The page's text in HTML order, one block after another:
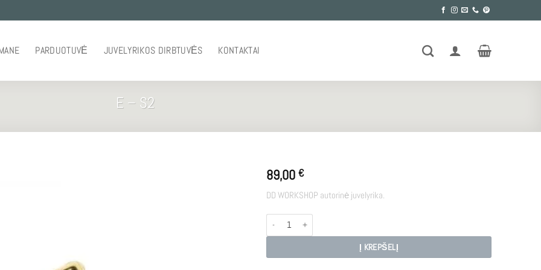
PARDUOTUVĖ JUVELYRIKOS DIRBTUVĖS KONTAKTAI
E – S2
89,00 €
DD WORKSHOP autorinė juvelyrika.
produkto kiekis: E - S2
Į KREPŠELĮ